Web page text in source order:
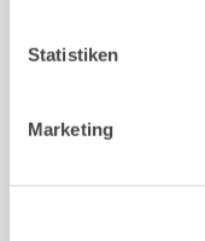
Buchungen von
Buchungen
Statistiken
Marketing